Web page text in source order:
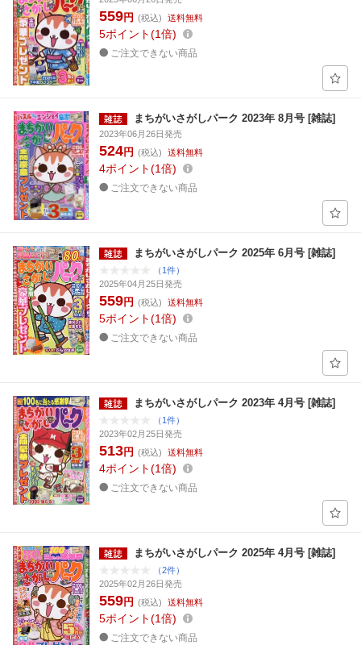
559円 (税込) 送料無料
5ポイント 1倍
ご注文できない商品
まちがいさがしパーク 2023年 8月号 [雑誌]
2023年06月26日発売
524円 (税込) 送料無料
4ポイント 1倍
ご注文できない商品
まちがいさがしパーク 2025年 6月号 [雑誌]
（1件）
2025年04月25日発売
559円 (税込) 送料無料
5ポイント 1倍
ご注文できない商品
まちがいさがしパーク 2023年 4月号 [雑誌]
（1件）
2023年02月25日発売
513円 (税込) 送料無料
4ポイント 1倍
ご注文できない商品
まちがいさがしパーク 2025年 4月号 [雑誌]
（2件）
2025年02月26日発売
559円 (税込) 送料無料
5ポイント 1倍
ご注文できない商品